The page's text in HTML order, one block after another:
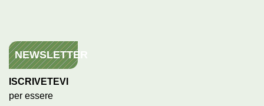
NEWSLETTER
ISCRIVETEVI
per essere